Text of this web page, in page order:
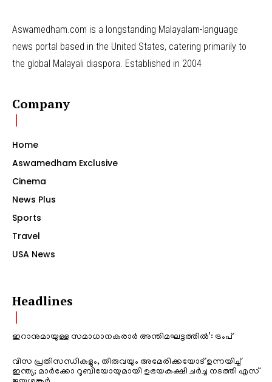
Aswamedham.com is a longstanding Malayalam-language
news portal based in the United States, catering primarily to
the global Malayali diaspora. Established in 2004
Company
Home
Aswamedham Exclusive
Cinema
News Plus
Sports
Travel
USA News
Headlines
ഇറാനുമായുള്ള സമാധാനകരാർ അന്തിമഘട്ടത്തിൽ‌’: ട്രംപ്
വിസ പ്രതിസന്ധികളും, തീരുവയും അമേരിക്കയോട് ഉന്നയിച്ച്
ഇന്ത്യ; മാർക്കോ റൂബിയോയുമായി ഉഭയകക്ഷി ചർച്ച നടത്തി എസ്